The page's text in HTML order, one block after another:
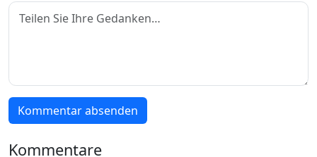
Kommentar absenden
Kommentare